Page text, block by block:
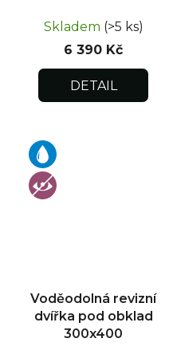
Skladem (>5 ks)
6 390 Kč
DETAIL
Voděodolná revizní
dvířka pod obklad
300x400